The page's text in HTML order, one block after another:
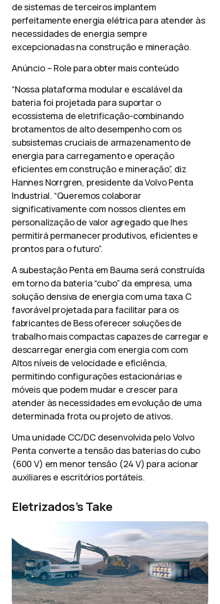
de sistemas de terceiros implantem
perfeitamente energia elétrica para atender às
necessidades de energia sempre
excepcionadas na construção e mineração.
Anúncio – Role para obter mais conteúdo
“Nossa plataforma modular e escalável da
bateria foi projetada para suportar o
ecossistema de eletrificação-combinando
brotamentos de alto desempenho com os
subsistemas cruciais de armazenamento de
energia para carregamento e operação
eficientes em construção e mineração”, diz
Hannes Norrgren, presidente da Volvo Penta
Industrial. “Queremos colaborar
significativamente com nossos clientes em
personalização de valor agregado que lhes
permitirá permanecer produtivos, eficientes e
prontos para o futuro”.
A subestação Penta em Bauma será construída
em torno da bateria “cubo” da empresa, uma
solução densiva de energia com uma taxa C
favorável projetada para facilitar para os
fabricantes de Bess oferecer soluções de
trabalho mais compactas capazes de carregar e
descarregar energia com energia com com
Altos níveis de velocidade e eficiência,
permitindo configurações estacionárias e
móveis que podem mudar e crescer para
atender às necessidades em evolução de uma
determinada frota ou projeto de ativos.
Uma unidade CC/DC desenvolvida pelo Volvo
Penta converte a tensão das baterias do cubo
(600 V) em menor tensão (24 V) para acionar
auxiliares e escritórios portáteis.
Eletrizados’s Take